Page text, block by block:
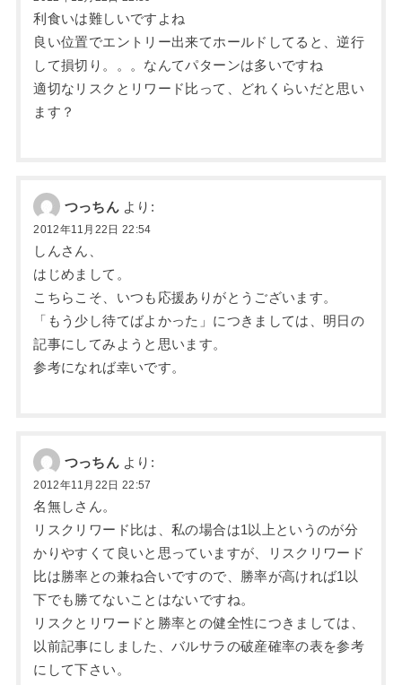
利食いは難しいですよね
良い位置でエントリー出来てホールドしてると、逆行
して損切り。。。なんてパターンは多いですね
適切なリスクとリワード比って、どれくらいだと思い
ます？
つっちん より:
2012年11月22日 22:54
しんさん、
はじめまして。
こちらこそ、いつも応援ありがとうございます。
「もう少し待てばよかった」につきましては、明日の
記事にしてみようと思います。
参考になれば幸いです。
つっちん より:
2012年11月22日 22:57
名無しさん。
リスクリワード比は、私の場合は1以上というのが分
かりやすくて良いと思っていますが、リスクリワード
比は勝率との兼ね合いですので、勝率が高ければ1以
下でも勝てないことはないですね。
リスクとリワードと勝率との健全性につきましては、
以前記事にしました、バルサラの破産確率の表を参考
にして下さい。